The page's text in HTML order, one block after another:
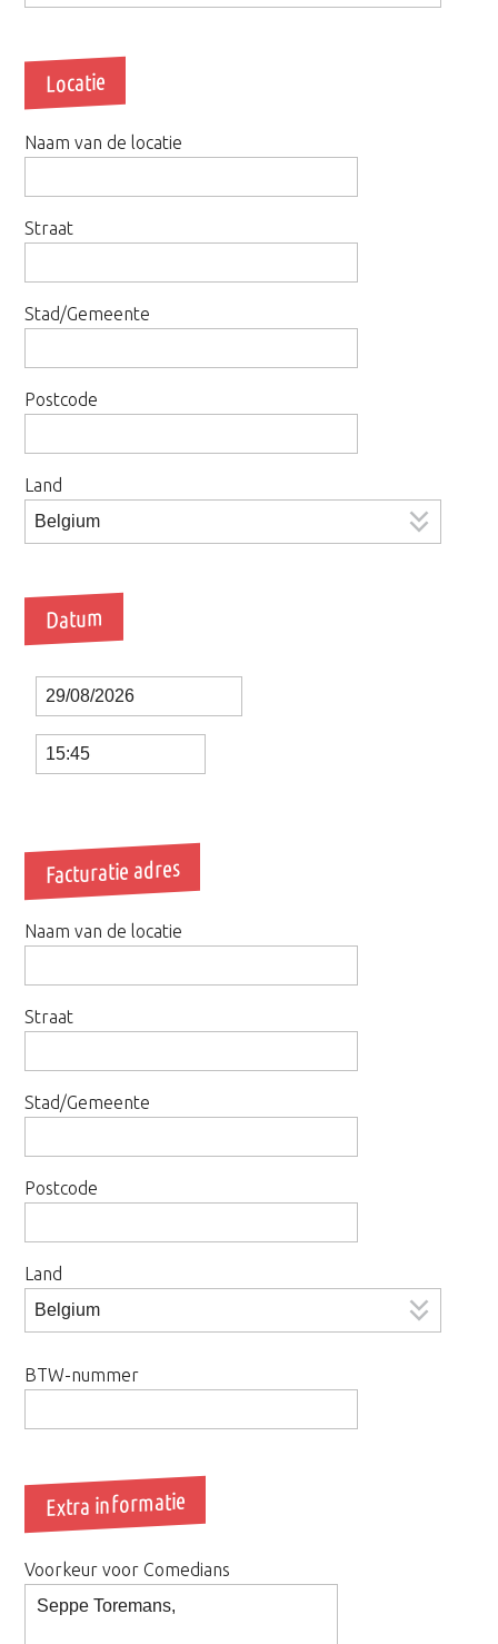
Locatie
Naam van de locatie
Straat
Stad/Gemeente
Postcode
Land
Datum
Date
Time
Facturatie adres
Naam van de locatie
Straat
Stad/Gemeente
Postcode
Land
BTW-nummer
Extra informatie
Voorkeur voor Comedians